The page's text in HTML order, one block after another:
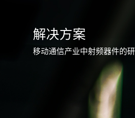
解决方案
移动通信产业中射频器件的